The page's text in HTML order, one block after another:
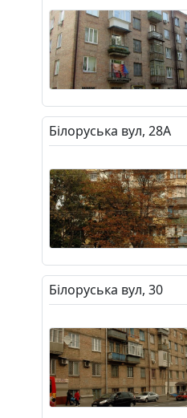
Білоруська вул, 28А
Білоруська вул, 30